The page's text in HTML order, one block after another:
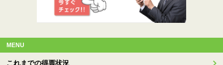
MENU
これまでの得票状況